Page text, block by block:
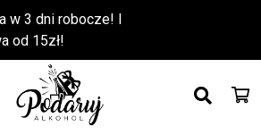
w 3 dni robocze! l
od 15zł!